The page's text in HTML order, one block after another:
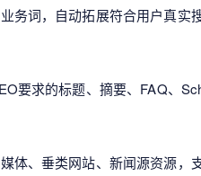
务词，自动拓展符合用户真实
要求的标题、摘要、FAQ、
体、垂类网站、新闻源资源，